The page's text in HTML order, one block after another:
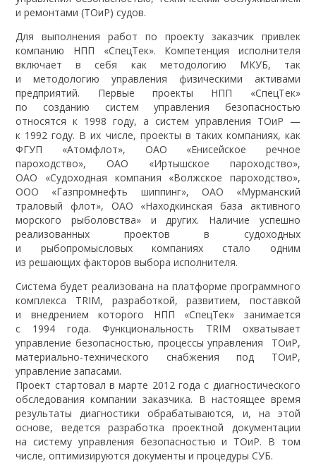
и ремонтами (ТОиР) судов.
Для выполнения работ по проекту заказчик привлек
компанию НПП «СпецТек». Компетенция исполнителя
включает в себя как методологию МКУБ, так
и методологию управления физическими активами
предприятий. Первые проекты НПП «СпецТек»
по созданию систем управления безопасностью
относятся к 1998 году, а систем управления ТОиР —
к 1992 году. В их числе, проекты в таких компаниях, как
ФГУП «Атомфлот», ОАО «Енисейское речное
пароходство», ОАО «Иртышское пароходство»,
ОАО «Судоходная компания «Волжское пароходство»,
ООО «Газпромнефть шиппинг», ОАО «Мурманский
траловый флот», ОАО «Находкинская база активного
морского рыболовства» и других. Наличие успешно
реализованных проектов в судоходных
и рыбопромысловых компаниях стало одним
из решающих факторов выбора исполнителя.
Система будет реализована на платформе программного
комплекса TRIM, разработкой, развитием, поставкой
и внедрением которого НПП «СпецТек» занимается
с 1994 года. Функциональность TRIM охватывает
управление безопасностью, процессы управления ТОиР,
материально-технического снабжения под ТОиР,
управление запасами.
Проект стартовал в марте 2012 года с диагностического
обследования компании заказчика. В настоящее время
результаты диагностики обрабатываются, и, на этой
основе, ведется разработка проектной документации
на систему управления безопасностью и ТОиР. В том
числе, оптимизируются документы и процедуры СУБ.